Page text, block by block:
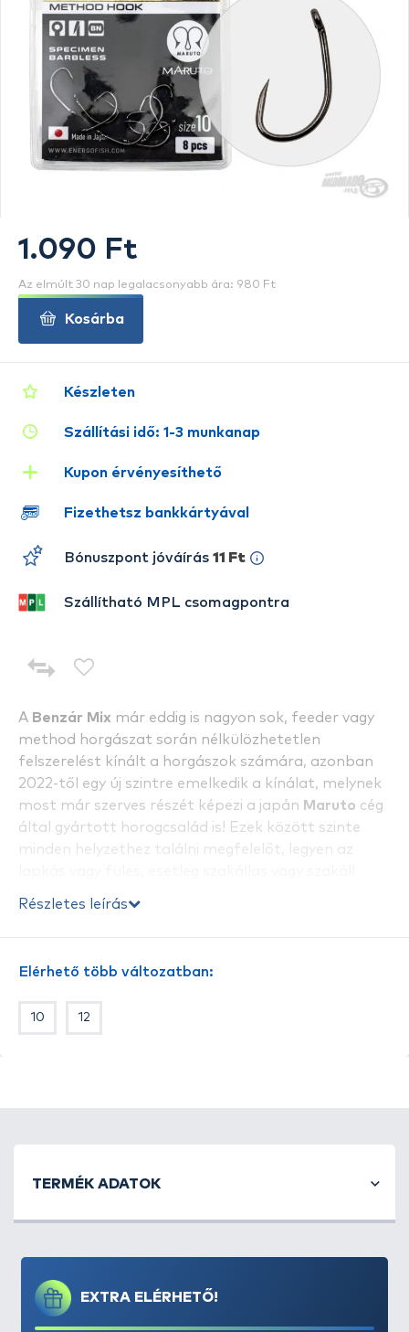
A Benzár Mix már eddig is nagyon sok, feeder vagy
method horgászat során nélkülözhetetlen
felszerelést kínált a horgászok számára, azonban
2022-től egy új szintre emelkedik a kínálat, melynek
most már szerves részét képezi a japán Maruto cég
által gyártott horogcsalád is! Ezek között szinte
minden helyzethez találni megfelelőt, legyen az
method feeder horgászathoz készült. Ezt a horgot
kizárólag szakáll nélküli típusokkal lehet horgászni.
használata melletttud ez utóbbi jellemzője
rendkívül tartós, köszönhetően a tökéletesre
hogy horgunk idő előtt kicsorbulna.
Method Specimen
Részletes leírás
Elérhető több változatban:
10 12
Készleten
Szállítási idő: 1-3 munkanap
Kupon érvényesíthető
Fizethetsz bankkártyával
Bónuszpont jóváírás 11 Ft
Szállítható MPL csomagpontra
1.090 Ft
Az elmúlt 30 nap legalacsonyabb ára: 980 Ft
Kosárba
EXTRA ELÉRHETŐ!
TERMÉK ADATOK